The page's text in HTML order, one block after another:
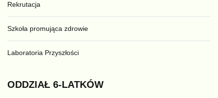
Rekrutacja
Szkoła promująca zdrowie
Laboratoria Przyszłości
ODDZIAŁ 6-LATKÓW